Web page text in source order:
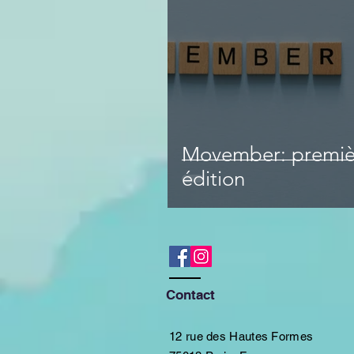
Movember:
édition
Contact
12 rue des Hautes Formes